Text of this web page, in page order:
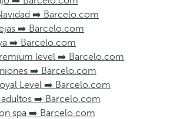
➡️ Barcelo.com
➡️ Barcelo.com
➡️ Barcelo.com
level ➡️ Barcelo.com
➡️ Barcelo.com
Level ➡️ Barcelo.com
adultos ➡️ Barcelo.com
spa ➡️ Barcelo.com